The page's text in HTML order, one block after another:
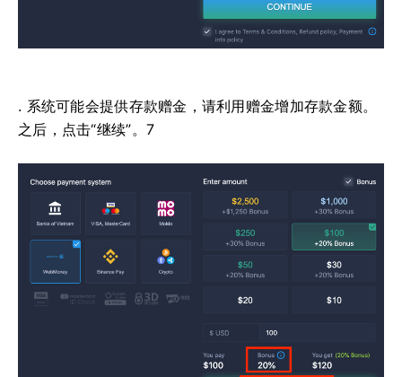
. 系统可能会提供存款赠金，请利用赠金增加存款金额。
之后，点击“继续”。7